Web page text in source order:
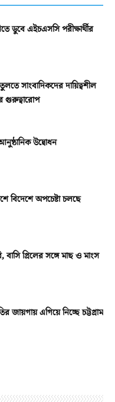
ডুবে এইচএসসি পরীক্ষার্থীর
সাংবাদিকদের দায়িত্বশীল
গুরুত্বারোপ
উদ্বোধন
বিদেশে অপচেষ্টা চলছে
গ্রিলের সঙ্গে মাছ ও মাংস
জায়গায় এগিয়ে নিচ্ছে চট্টগ্রাম